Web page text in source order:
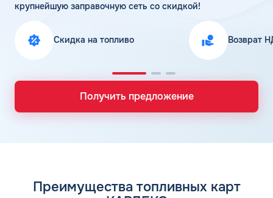
крупнейшую заправочную сеть со скидкой!
Скидка на топливо Возврат
Получить предложение
Преимущества топливных карт